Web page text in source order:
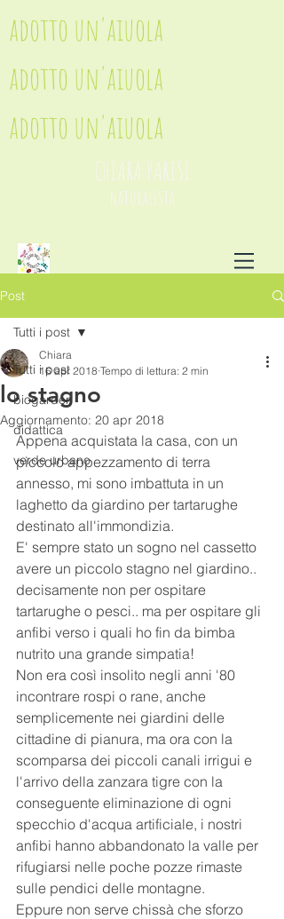
adotto un'aiuola
adotto un'aiuola
adotto un'aiuola
CHIARA PARISI
NATURALISTA
Post
Tutti i post
biogarden
didattica
verde urbano
Tutti i post
lo stagno
Chiara
16 apr 2018 Tempo di lettura: 2 min
Aggiornamento: 20 apr 2018
Appena acquistata la casa, con un
piccolo appezzamento di terra
annesso, mi sono imbattuta in un
laghetto da giardino per tartarughe
destinato all'immondizia.
E' sempre stato un sogno nel cassetto
avere un piccolo stagno nel giardino..
decisamente non per ospitare
tartarughe o pesci.. ma per ospitare gli
anfibi verso i quali ho fin da bimba
nutrito una grande simpatia!
Non era così insolito negli anni '80
incontrare rospi o rane, anche
semplicemente nei giardini delle
cittadine di pianura, ma ora con la
scomparsa dei piccoli canali irrigui e
l'arrivo della zanzara tigre con la
conseguente eliminazione di ogni
specchio d'acqua artificiale, i nostri
anfibi hanno abbandonato la valle per
rifugiarsi nelle poche pozze rimaste
sulle pendici delle montagne.
Eppure non serve chissà che sforzo